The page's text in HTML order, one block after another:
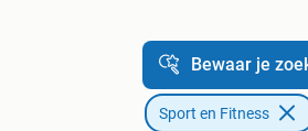
Bewaar je
Sport en Fitness